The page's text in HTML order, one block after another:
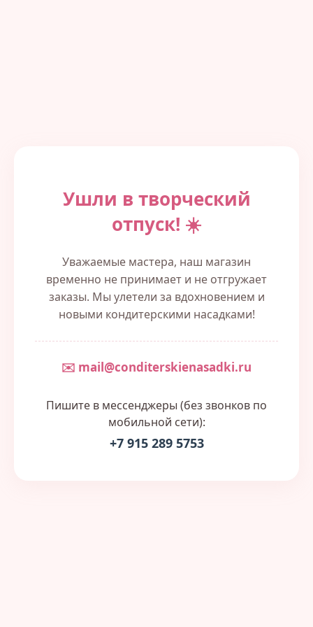
Ушли в творческий
отпуск! ☀️
Уважаемые мастера, наш магазин
временно не принимает и не отгружает
заказы. Мы улетели за вдохновением и
новыми кондитерскими насадками!
✉️ mail@conditerskienasadki.ru
Пишите в мессенджеры (без звонков по
мобильной сети):
+7 915 289 5753